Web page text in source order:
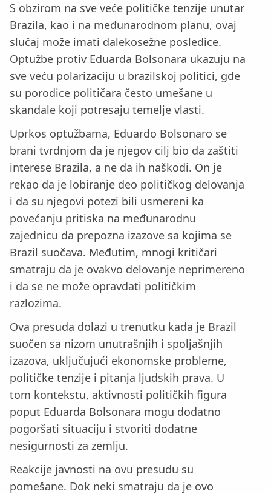
S obzirom na sve veće političke tenzije unutar
Brazila, kao i na međunarodnom planu, ovaj
slučaj može imati dalekosežne posledice.
Optužbe protiv Eduarda Bolsonara ukazuju na
sve veću polarizaciju u brazilskoj politici, gde
su porodice političara često umešane u
skandale koji potresaju temelje vlasti.
Uprkos optužbama, Eduardo Bolsonaro se
brani tvrdnjom da je njegov cilj bio da zaštiti
interese Brazila, a ne da ih naškodi. On je
rekao da je lobiranje deo političkog delovanja
i da su njegovi potezi bili usmereni ka
povećanju pritiska na međunarodnu
zajednicu da prepozna izazove sa kojima se
Brazil suočava. Međutim, mnogi kritičari
smatraju da je ovakvo delovanje neprimereno
i da se ne može opravdati političkim
razlozima.
Ova presuda dolazi u trenutku kada je Brazil
suočen sa nizom unutrašnjih i spoljašnjih
izazova, uključujući ekonomske probleme,
političke tenzije i pitanja ljudskih prava. U
tom kontekstu, aktivnosti političkih figura
poput Eduarda Bolsonara mogu dodatno
pogoršati situaciju i stvoriti dodatne
nesigurnosti za zemlju.
Reakcije javnosti na ovu presudu su
pomešane. Dok neki smatraju da je ovo